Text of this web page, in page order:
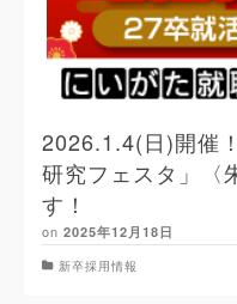
2026.1.4(日)開催
研究フェスタ」〈
す！
on 2025年12月18日
新卒採用情報